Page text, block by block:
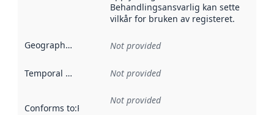
Behandlingsansvarlig kan sette
vilkår for bruken av registeret.
Geographical scope Not provided
Temporal scope Not provided
Conforms to:Reference to an implementation rule or other
Not provided